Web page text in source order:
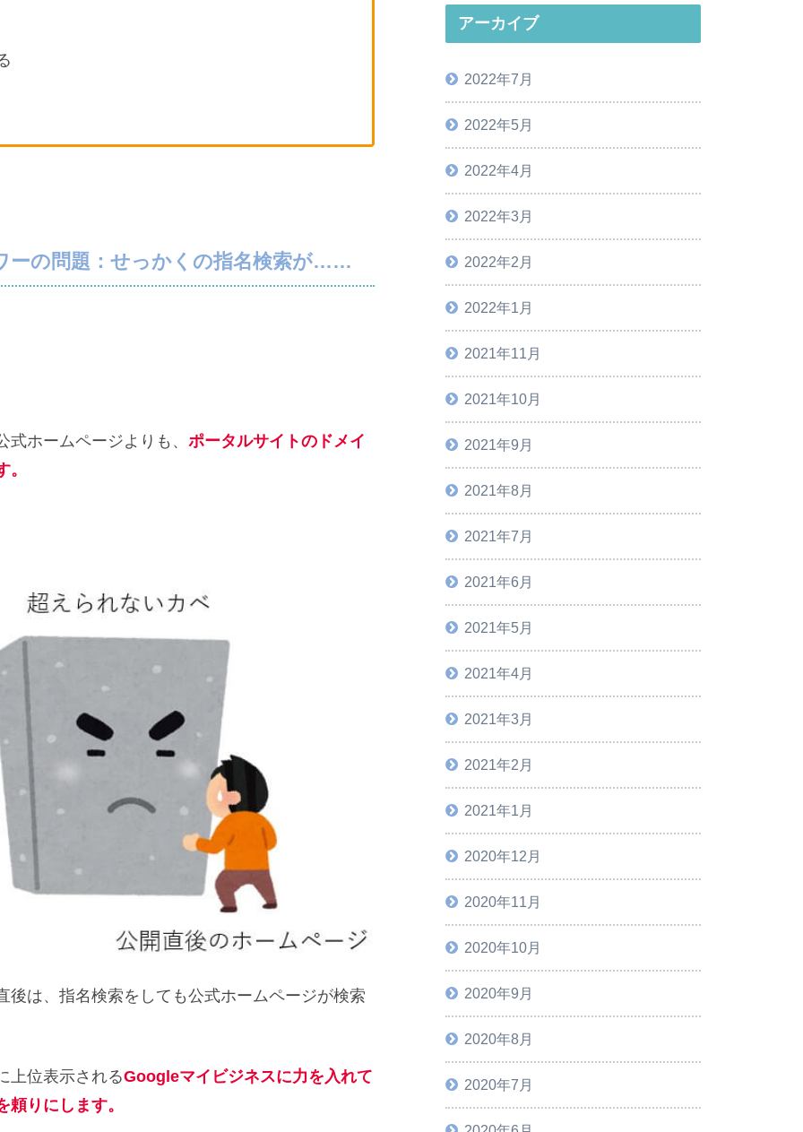
ーの問題：せっかくの指名検索が……
ホームページよりも、 ポータルサイトのドメイ
後は、指名検索をしても公式ホームページが検索
上位表示されるGoogleマイビジネスに力を入れて
りにします。
アーカイブ
2022年7月
2022年5月
2022年4月
2022年3月
2022年2月
2022年1月
2021年11月
2021年10月
2021年9月
2021年8月
2021年7月
2021年6月
2021年5月
2021年4月
2021年3月
2021年2月
2021年1月
2020年12月
2020年11月
2020年10月
2020年9月
2020年8月
2020年7月